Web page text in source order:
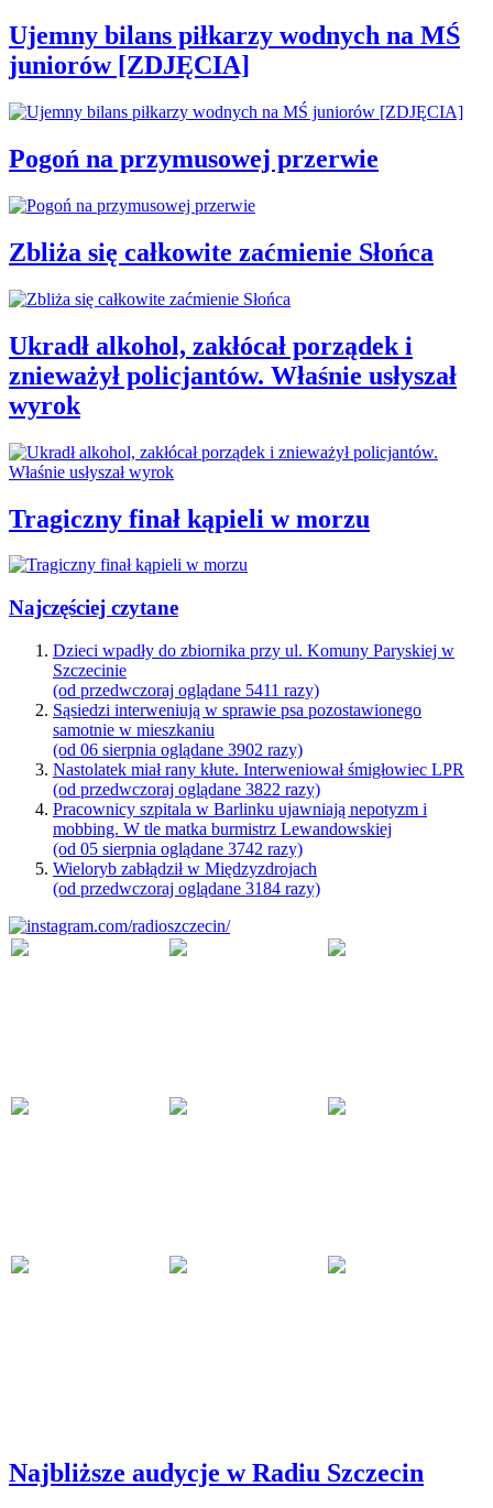
Ujemny bilans piłkarzy wodnych na MŚ
juniorów [ZDJĘCIA]
Pogoń na przymusowej przerwie
Zbliża się całkowite zaćmienie Słońca
Ukradł alkohol, zakłócał porządek i
znieważył policjantów. Właśnie usłyszał
wyrok
Tragiczny finał kąpieli w morzu
Najczęściej czytane
Dzieci wpadły do zbiornika przy ul. Komuny Paryskiej w
Szczecinie
(od przedwczoraj oglądane 5411 razy)
Sąsiedzi interweniują w sprawie psa pozostawionego
samotnie w mieszkaniu
(od 06 sierpnia oglądane 3902 razy)
Nastolatek miał rany kłute. Interweniował śmigłowiec LPR
(od przedwczoraj oglądane 3822 razy)
Pracownicy szpitala w Barlinku ujawniają nepotyzm i
mobbing. W tle matka burmistrz Lewandowskiej
(od 05 sierpnia oglądane 3742 razy)
Wieloryb zabłądził w Międzyzdrojach
(od przedwczoraj oglądane 3184 razy)
Najbliższe audycje w Radiu Szczecin